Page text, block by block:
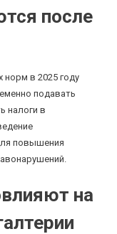
после
норм в 2025 году
подавать
налоги в
повышения
на